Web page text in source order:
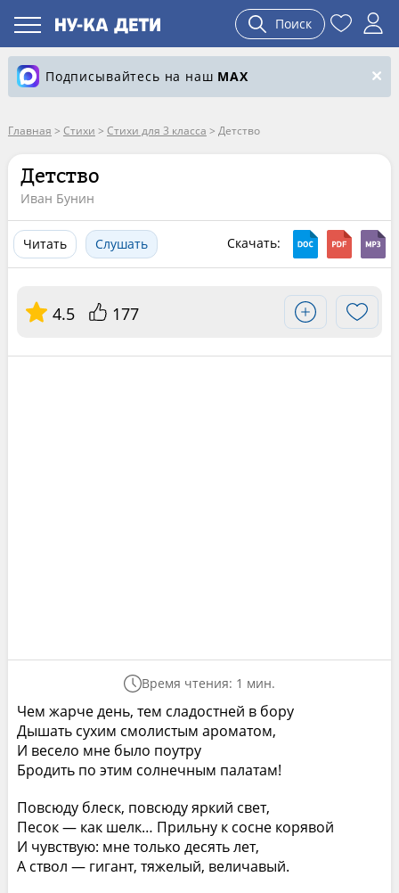
Поиск
Подписывайтесь на наш MAX
Главная > Стихи > Стихи для 3 класса > Детство
Детство
Иван Бунин
Читать Слушать Скачать:
4.5 177
Время чтения: 1 мин.
Чем жарче день, тем сладостней в бору
Дышать сухим смолистым ароматом,
И весело мне было поутру
Бродить по этим солнечным палатам!
Повсюду блеск, повсюду яркий свет,
Песок — как шелк… Прильну к сосне корявой
И чувствую: мне только десять лет,
А ствол — гигант, тяжелый, величавый.